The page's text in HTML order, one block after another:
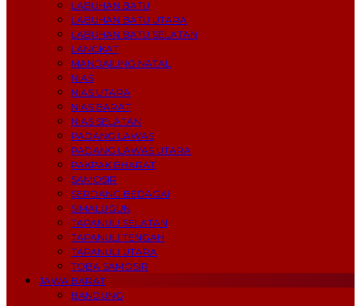
LABUHAN BATU
LABUHAN BATU UTARA
LABUHAN BATU SELATAN
LANGKAT
MANDAILING NATAL
NIAS
NIAS UTARA
NIAS BARAT
NIAS SELATAN
PADANG LAWAS
PADANG LAWAS UTARA
PAKPAK BHARAT
SAMOSIR
SERDANG BEDAGAI
SIMALUGUN
TAPANULI SELATAN
TAPANULI TENGAH
TAPANULI UTARA
TOBA SAMOSIR
JAWA BARAT
BANDUNG